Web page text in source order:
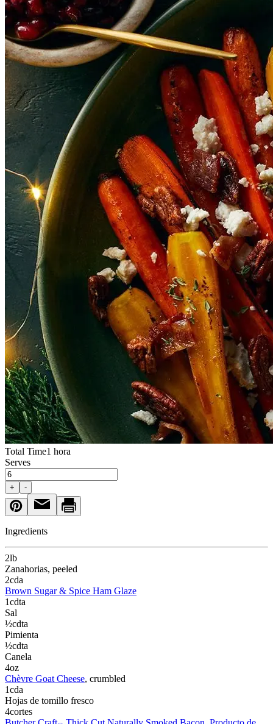
Total Time1 hora
Serves
+ -
Ingredients
2lb
Zanahorias, peeled
2cda
Brown Sugar & Spice Ham Glaze
1cdta
Sal
½cdta
Pimienta
½cdta
Canela
4oz
Chèvre Goat Cheese, crumbled
1cda
Hojas de tomillo fresco
4cortes